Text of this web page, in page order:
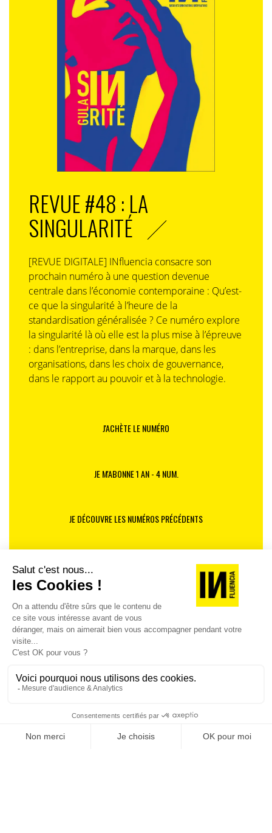
REVUE #48 : LA
SINGULARITÉ
[REVUE DIGITALE] INfluencia consacre son
prochain numéro à une question devenue
centrale dans l’économie contemporaine : Qu’est-
ce que la singularité à l’heure de la
standardisation généralisée ? Ce numéro explore
la singularité là où elle est la plus mise à l’épreuve
: dans l’entreprise, dans la marque, dans les
organisations, dans les choix de gouvernance,
dans le rapport au pouvoir et à la technologie.
J'ACHÈTE LE NUMÉRO
JE M'ABONNE 1 AN - 4 NUM.
JE DÉCOUVRE LES NUMÉROS PRÉCÉDENTS